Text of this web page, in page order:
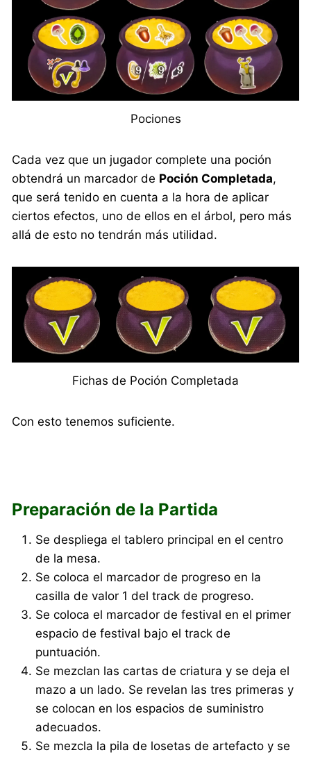
Pociones
Cada vez que un jugador complete una poción
obtendrá un marcador de Poción Completada,
que será tenido en cuenta a la hora de aplicar
ciertos efectos, uno de ellos en el árbol, pero más
allá de esto no tendrán más utilidad.
Fichas de Poción Completada
Con esto tenemos suficiente.
Preparación de la Partida
Se despliega el tablero principal en el centro
de la mesa.
Se coloca el marcador de progreso en la
casilla de valor 1 del track de progreso.
Se coloca el marcador de festival en el primer
espacio de festival bajo el track de
puntuación.
Se mezclan las cartas de criatura y se deja el
mazo a un lado. Se revelan las tres primeras y
se colocan en los espacios de suministro
adecuados.
Se mezcla la pila de losetas de artefacto y se